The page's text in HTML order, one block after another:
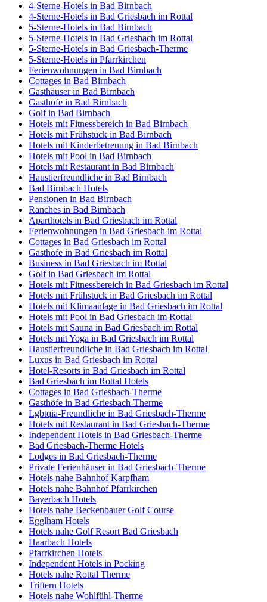
4-Sterne-Hotels in Bad Birnbach
4-Sterne-Hotels in Bad Griesbach im Rottal
5-Sterne-Hotels in Bad Birnbach
5-Sterne-Hotels in Bad Griesbach im Rottal
5-Sterne-Hotels in Bad Griesbach-Therme
5-Sterne-Hotels in Pfarrkirchen
Ferienwohnungen in Bad Birnbach
Cottages in Bad Birnbach
Gasthäuser in Bad Birnbach
Gasthöfe in Bad Birnbach
Golf in Bad Birnbach
Hotels mit Fitnessbereich in Bad Birnbach
Hotels mit Frühstück in Bad Birnbach
Hotels mit Kinderbetreuung in Bad Birnbach
Hotels mit Pool in Bad Birnbach
Hotels mit Restaurant in Bad Birnbach
Haustierfreundliche in Bad Birnbach
Bad Birnbach Hotels
Pensionen in Bad Birnbach
Ranches in Bad Birnbach
Aparthotels in Bad Griesbach im Rottal
Ferienwohnungen in Bad Griesbach im Rottal
Cottages in Bad Griesbach im Rottal
Gasthöfe in Bad Griesbach im Rottal
Business in Bad Griesbach im Rottal
Golf in Bad Griesbach im Rottal
Hotels mit Fitnessbereich in Bad Griesbach im Rottal
Hotels mit Frühstück in Bad Griesbach im Rottal
Hotels mit Klimaanlage in Bad Griesbach im Rottal
Hotels mit Pool in Bad Griesbach im Rottal
Hotels mit Sauna in Bad Griesbach im Rottal
Hotels mit Yoga in Bad Griesbach im Rottal
Haustierfreundliche in Bad Griesbach im Rottal
Luxus in Bad Griesbach im Rottal
Hotel-Resorts in Bad Griesbach im Rottal
Bad Griesbach im Rottal Hotels
Cottages in Bad Griesbach-Therme
Gasthöfe in Bad Griesbach-Therme
Lgbtqia-Freundliche in Bad Griesbach-Therme
Hotels mit Restaurant in Bad Griesbach-Therme
Independent Hotels in Bad Griesbach-Therme
Bad Griesbach-Therme Hotels
Lodges in Bad Griesbach-Therme
Private Ferienhäuser in Bad Griesbach-Therme
Hotels nahe Bahnhof Karpfham
Hotels nahe Bahnhof Pfarrkirchen
Bayerbach Hotels
Hotels nahe Beckenbauer Golf Course
Egglham Hotels
Hotels nahe Golf Resort Bad Griesbach
Haarbach Hotels
Pfarrkirchen Hotels
Independent Hotels in Pocking
Hotels nahe Rottal Therme
Triftern Hotels
Hotels nahe Wohlfühl-Therme